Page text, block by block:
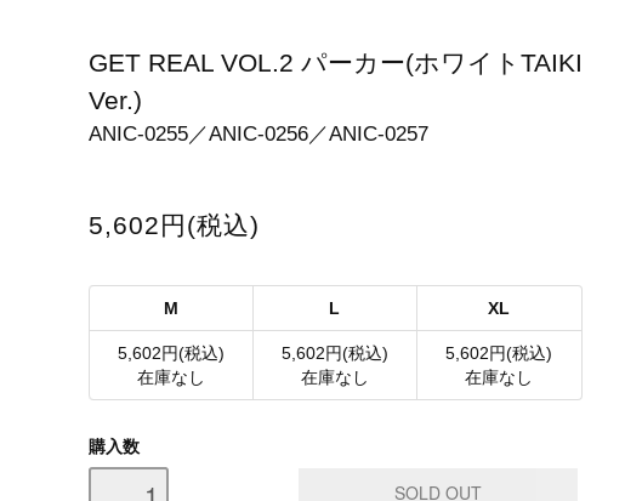
GET REAL VOL.2 パーカー(ホワイトTAIKI
Ver.)
ANIC-0255／ANIC-0256／ANIC-0257
5,602円(税込)
M L XL
5,602円(税込)
在庫なし
5,602円(税込)
在庫なし
5,602円(税込)
在庫なし
購入数